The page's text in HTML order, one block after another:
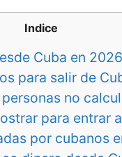
Indice
Cuba en
para salir de
no
para entrar
por cubanos